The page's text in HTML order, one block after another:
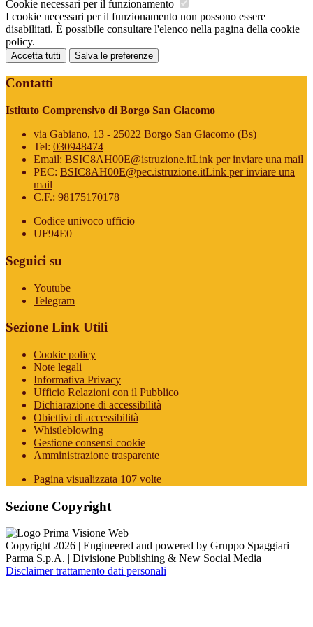
Cookie necessari per il funzionamento
I cookie necessari per il funzionamento non possono essere
disabilitati. È possibile consultare l'elenco nella pagina della cookie
policy.
Accetta tutti Salva le preferenze
Contatti
Istituto Comprensivo di Borgo San Giacomo
via Gabiano, 13 - 25022 Borgo San Giacomo (Bs)
Tel: 030948474
Email: BSIC8AH00E@istruzione.itLink per inviare una mail
PEC: BSIC8AH00E@pec.istruzione.itLink per inviare una
mail
C.F.: 98175170178
Codice univoco ufficio
UF94E0
Seguici su
Youtube
Telegram
Sezione Link Utili
Cookie policy
Note legali
Informativa Privacy
Ufficio Relazioni con il Pubblico
Dichiarazione di accessibilità
Obiettivi di accessibilità
Whistleblowing
Gestione consensi cookie
Amministrazione trasparente
Pagina visualizzata 107 volte
Sezione Copyright
Copyright 2026 | Engineered and powered by Gruppo Spaggiari
Parma S.p.A. | Divisione Publishing & New Social Media
Disclaimer trattamento dati personali